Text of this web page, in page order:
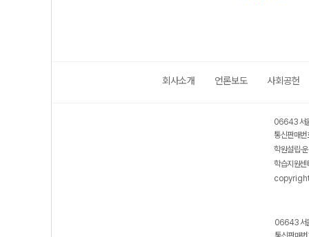
회사소개 언론보도 사회공헌
06643 서
통신판매
학원설립·
학습지원
06643 서